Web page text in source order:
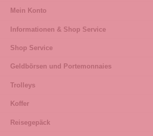
Mein Konto
Informationen & Shop Service
Shop Service
Geldbörsen und Portemonnaies
Trolleys
Koffer
Reisegepäck